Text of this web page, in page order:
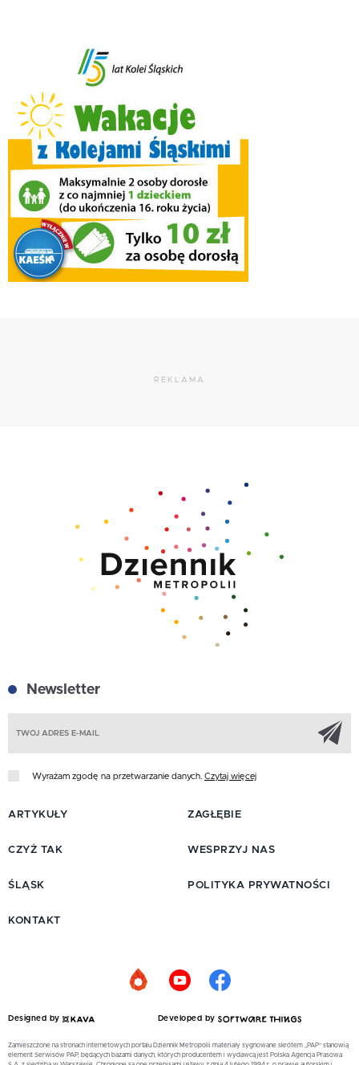
REKLAMA
Newsletter
Wyrażam zgodę na przetwarzanie danych. Czytaj więcej
ARTYKUŁY
CZYŻ TAK
ŚLĄSK
ZAGŁĘBIE
WESPRZYJ NAS
POLITYKA PRYWATNOŚCI
KONTAKT
Designed by Developed by
Zamieszczone na stronach internetowych portalu Dziennik Metropolii materiały sygnowane skrótem „PAP” stanowią
element Serwisów PAP, będących bazami danych, których producentem i wydawcą jest Polska Agencja Prasowa